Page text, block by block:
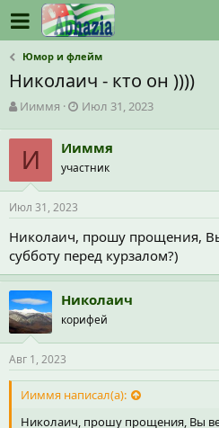
Юмор и флейм
Николаич - кто он ))))
А
т
о
р
т
е
м
ы
Ииммя
Д
а
н
а
л
а
Июл 31, 2023
И Ииммя
участник
Июл 31, 2023
Николаич, прошу прощения,
субботу перед курзалом?)
Николаич
корифей
Авг 1, 2023
Ииммя написал(а):
Николаич, прошу прощения, Вы